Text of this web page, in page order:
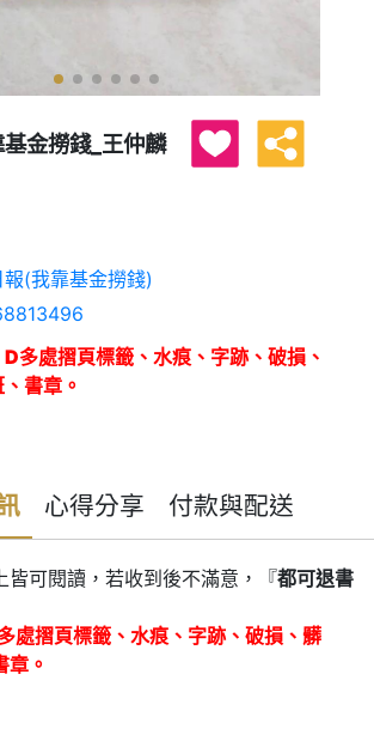
基金撈錢_王仲麟
(我靠基金撈錢)
D多處摺頁標籤、水痕、字跡、破損、
書章。
心得分享 付款與配送
皆可閱讀，若收到後不滿意，『都可退書
處摺頁標籤、水痕、字跡、破損、髒
章。